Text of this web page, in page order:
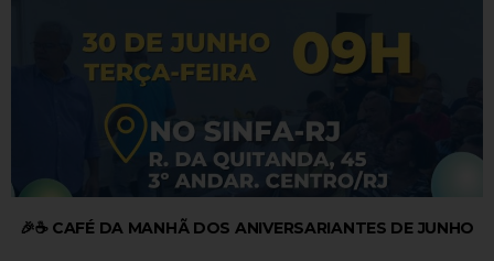
🎉☕ CAFÉ DA MANHÃ DOS ANIVERSARIANTES DE JUNHO